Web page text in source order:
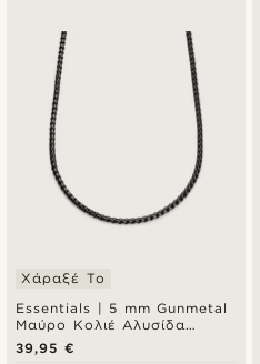
Essentials | 5 mm Gunmetal
Μαύρο Κολιέ Αλυσίδα
Λαιμού Curved Box Chain
Χάραξέ Το
39,95 €